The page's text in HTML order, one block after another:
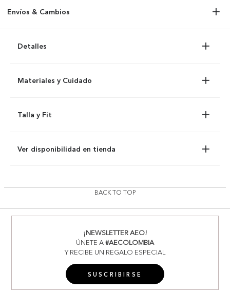
Envíos & Cambios
Detalles
Materiales y Cuidado
Talla y Fit
Ver disponibilidad en tienda
BACK TO TOP
¡NEWSLETTER AEO!
ÚNETE A#AECOLOMBIA
Y RECIBE UN REGALO ESPECIAL
SUSCRIBIRSE